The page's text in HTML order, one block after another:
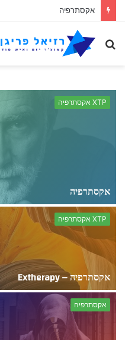
הפרדוקס האקסתרפי
לחפש
XTP אקסתרפיה
אקסתרפיה
XTP אקסתרפיה
אקסתרפיה – Extherapy
אקסתרפיה